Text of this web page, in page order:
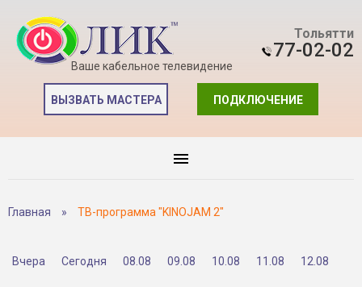
Ваше кабельное телевидение
Тольятти
77-02-02
ПОДКЛЮЧЕНИЕ
ВЫЗВАТЬ МАСТЕРА
Главная » ТВ-программа "KINOJAM 2"
Вчера Сегодня 08.08 09.08 10.08 11.08 12.08